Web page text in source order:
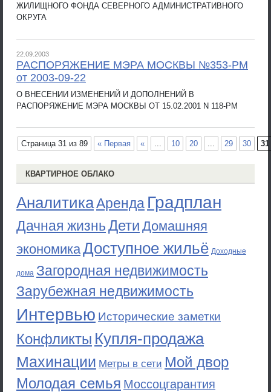
ЖИЛИЩНОГО ФОНДА СЕВЕРНОГО АДМИНИСТРАТИВНОГО
ОКРУГА
22.09.2003
РАСПОРЯЖЕНИЕ МЭРА МОСКВЫ №353-РМ
от 2003-09-22
О ВНЕСЕНИИ ИЗМЕНЕНИЙ И ДОПОЛНЕНИЙ В
РАСПОРЯЖЕНИЕ МЭРА МОСКВЫ ОТ 15.02.2001 N 118-РМ
Страница 31 из 89 « Первая « ... 10 20 ... 29 30 31
КВАРТИРНОЕ ОБЛАКО
АналитикаАренда Градплан
Дачная жизньДети Домашняя
экономикаДоступное жильё Доходные
дома Загородная недвижимость
Зарубежная недвижимость
Интервью Исторические заметки
Конфликты Купля-продажа
Махинации Метры в сети Мой двор
Молодая семья Моссоцгарантия